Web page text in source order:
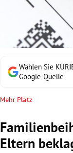
Untermenü
Untermenü
Untermenü
Untermenü
Wählen Sie
Google-Quelle
Mehr Platz
Eltern